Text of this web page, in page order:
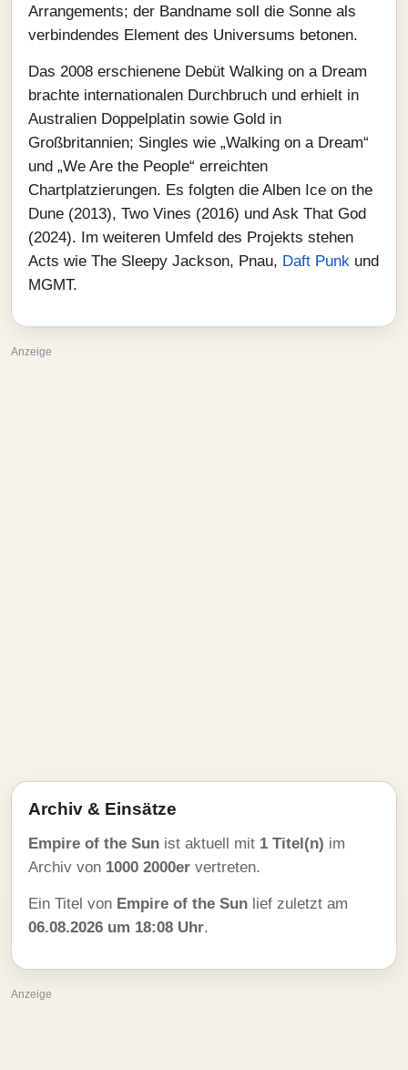
Arrangements; der Bandname soll die Sonne als
verbindendes Element des Universums betonen.
Das 2008 erschienene Debüt Walking on a Dream
brachte internationalen Durchbruch und erhielt in
Australien Doppelplatin sowie Gold in
Großbritannien; Singles wie „Walking on a Dream“
und „We Are the People“ erreichten
Chartplatzierungen. Es folgten die Alben Ice on the
Dune (2013), Two Vines (2016) und Ask That God
(2024). Im weiteren Umfeld des Projekts stehen
Acts wie The Sleepy Jackson, Pnau, Daft Punk und
MGMT.
Anzeige
Archiv & Einsätze
Empire of the Sun ist aktuell mit 1 Titel(n) im
Archiv von 1000 2000er vertreten.
Ein Titel von Empire of the Sun lief zuletzt am
06.08.2026 um 18:08 Uhr.
Anzeige